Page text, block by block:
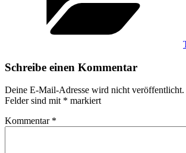
Schreibe einen Kommentar
Deine E-Mail-Adresse wird nicht veröffentlicht.
Felder sind mit * markiert
Kommentar *